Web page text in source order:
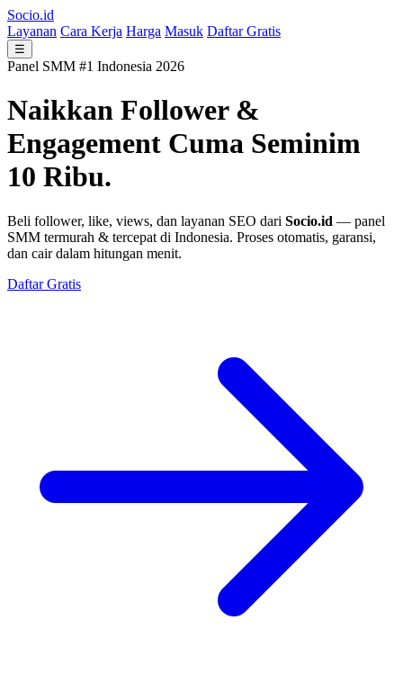
Socio.id
Layanan Cara Kerja Harga Masuk Daftar Gratis
☰
Panel SMM #1 Indonesia 2026
Naikkan Follower &
Engagement Cuma Seminim
10 Ribu.
Beli follower, like, views, dan layanan SEO dari Socio.id — panel
SMM termurah & tercepat di Indonesia. Proses otomatis, garansi,
dan cair dalam hitungan menit.
Daftar Gratis